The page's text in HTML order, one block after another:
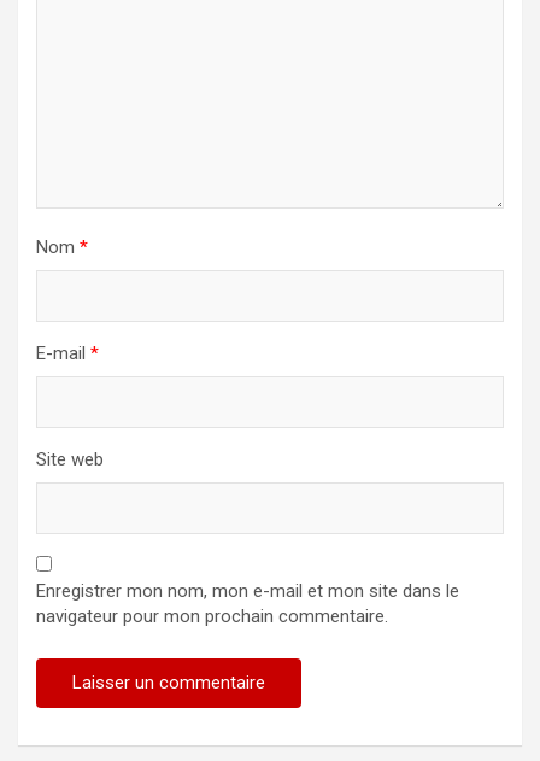
Nom *
E-mail *
Site web
Enregistrer mon nom, mon e-mail et mon site dans le
navigateur pour mon prochain commentaire.